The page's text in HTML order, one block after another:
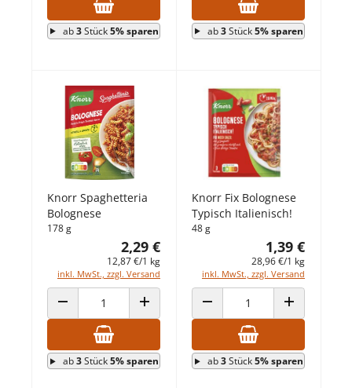
ab3Stück5% sparen ab3Stück5% sparen
Knorr Spaghetteria
Bolognese
178 g
2,29 €
12,87 €/1 kg
inkl. MwSt., zzgl. Versand
ANZAHL VERRINGERNANZAHL ERHÖHEN
ab3Stück5% sparen
Knorr Fix Bolognese
Typisch Italienisch!
48 g
1,39 €
28,96 €/1 kg
inkl. MwSt., zzgl. Versand
ANZAHL VERRINGERNANZAHL
ab3Stück5% sparen